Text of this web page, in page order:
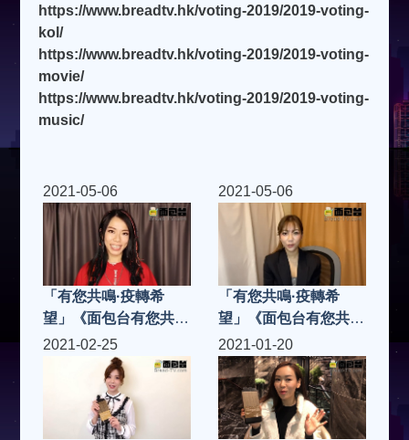
https://www.breadtv.hk/voting-2019/2019-voting-
kol/
https://www.breadtv.hk/voting-2019/2019-voting-
movie/
https://www.breadtv.hk/voting-2019/2019-voting-
music/
2021-05-06
「有您共鳴·疫轉希
望」《面包台有您共鳴
奬2020》「共鳴金
曲」J.Arie雷深如 -
《雙面哈菲》
2021-05-06
「有您共鳴·疫轉希
望」《面包台有您共鳴
奬2020》「共鳴金
曲」何雁詩 -《致有夢
想的人》
2021-02-25 2021-01-20